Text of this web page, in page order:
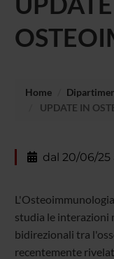
Home
UPDATE IN
dal 20/06/25
studia le interazioni
bidirezionali tra
recentemente